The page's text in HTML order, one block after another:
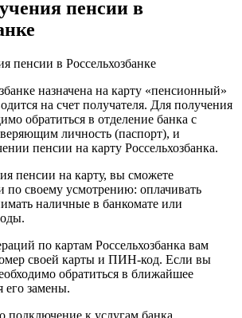
пенсии в
назначена на карту «пенсионный»
на счет получателя. Для получения
обратиться в отделение банка с
личность (паспорт), и
пенсии на карту Россельхозбанка.
пенсии на карту, вы сможете
по своему усмотрению: оплачивать
наличные в банкомате или
по картам Россельхозбанка вам
своей карты и ПИН-код. Если вы
обратиться в ближайшее
его замены.
подключение к услугам банка